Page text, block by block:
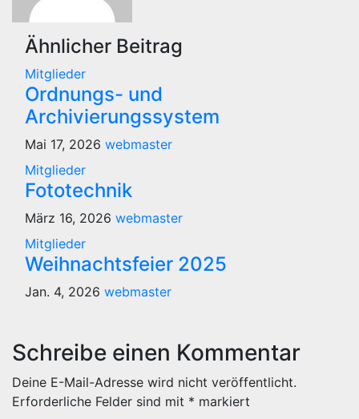
Ähnlicher Beitrag
Mitglieder
Ordnungs- und
Archivierungssystem
Mai 17, 2026 webmaster
Mitglieder
Fototechnik
März 16, 2026 webmaster
Mitglieder
Weihnachtsfeier 2025
Jan. 4, 2026 webmaster
Schreibe einen Kommentar
Deine E-Mail-Adresse wird nicht veröffentlicht.
Erforderliche Felder sind mit * markiert